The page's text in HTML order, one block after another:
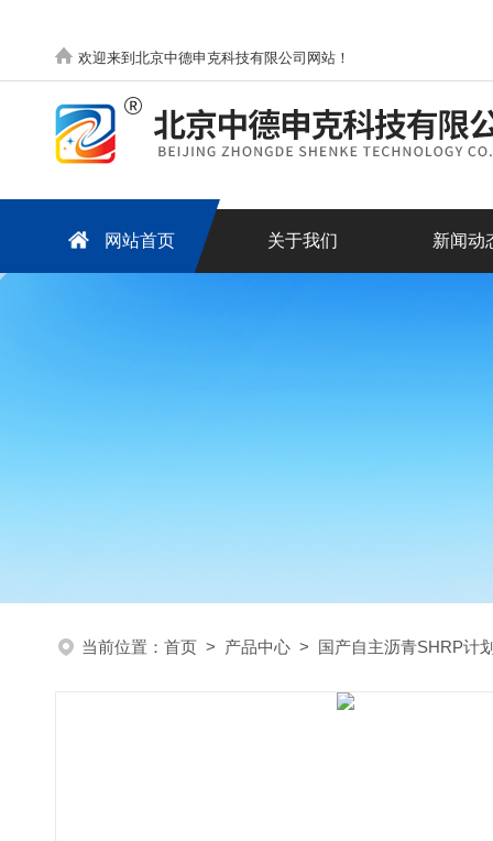
欢迎来到北京中德申克科技有限公司网站！
网站首页 关于我们 新闻动
当前位置： 首页 > 产品中心 > 国产自主沥青SHRP计